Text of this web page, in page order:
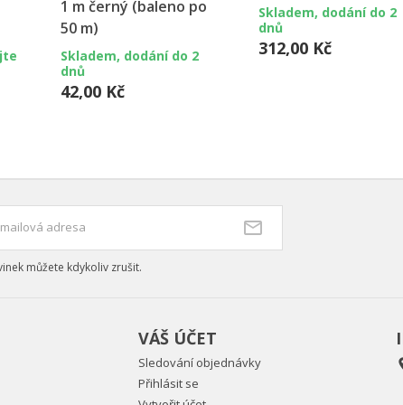
1 m černý (baleno po
50 m)
Skladem, dodání do 2
dnů
42,00 Kč
Skladem, dodání do 2
dnů
312,00 Kč
můžete kdykoliv zrušit.
VÁŠ ÚČET
Sledování objednávky
Přihlásit se